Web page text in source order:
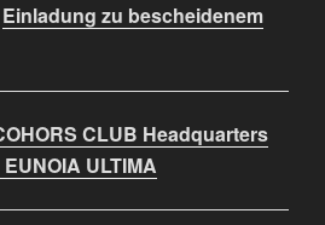
Einladung zu bescheidenem
CLUB Headquarters
ULTIMA